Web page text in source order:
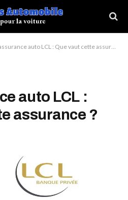
auto LCL : Que vaut cette assurance ?
auto LCL :
assurance ?